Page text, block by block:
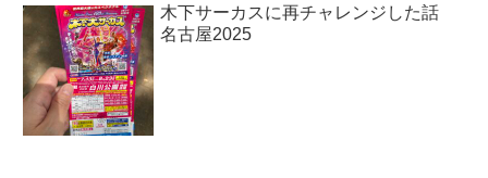
木下サーカスに再チャレンジした話
名古屋2025